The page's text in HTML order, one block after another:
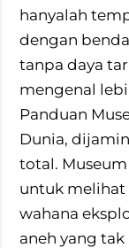
hanyalah
dengan
tanpa daya
mengenal
Panduan
Dunia,
total.
untuk melihat
wahana
aneh yang